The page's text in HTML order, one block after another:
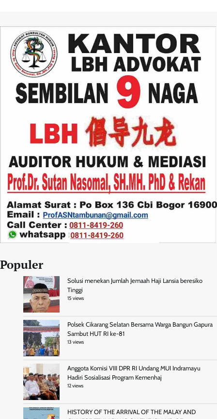
Populer
Solusi menekan Jumlah Jemaah Haji Lansia beresiko
Tinggi
15 views
Polsek Cikarang Selatan Bersama Warga Bangun Gapura
Sambut HUT RI ke-81
13 views
Anggota Komisi VIII DPR RI Undang MUI Indramayu
Hadiri Sosialisasi Program Kemenhaj
12 views
HISTORY OF THE ARRIVAL OF THE MALAY AND